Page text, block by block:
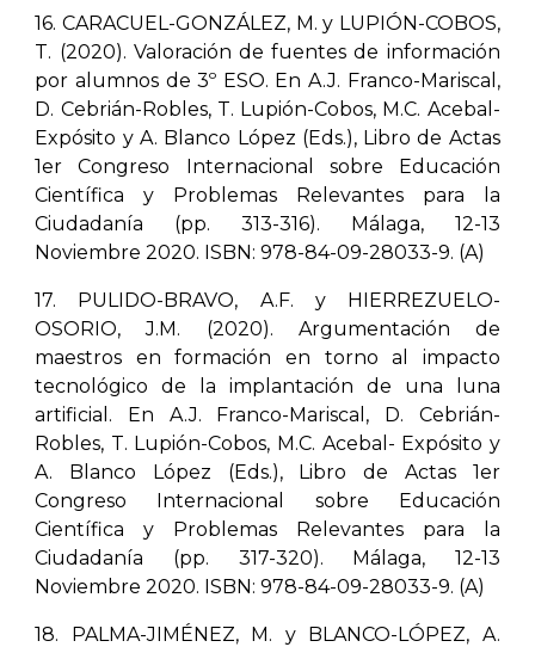
16. CARACUEL-GONZÁLEZ, M. y LUPIÓN-COBOS,
T. (2020). Valoración de fuentes de información
por alumnos de 3º ESO. En A.J. Franco-Mariscal,
D. Cebrián-Robles, T. Lupión-Cobos, M.C. Acebal-
Expósito y A. Blanco López (Eds.), Libro de Actas
1er Congreso Internacional sobre Educación
Científica y Problemas Relevantes para la
Ciudadanía (pp. 313-316). Málaga, 12-13
Noviembre 2020. ISBN: 978-84-09-28033-9. (A)
17. PULIDO-BRAVO, A.F. y HIERREZUELO-
OSORIO, J.M. (2020). Argumentación de
maestros en formación en torno al impacto
tecnológico de la implantación de una luna
artificial. En A.J. Franco-Mariscal, D. Cebrián-
Robles, T. Lupión-Cobos, M.C. Acebal- Expósito y
A. Blanco López (Eds.), Libro de Actas 1er
Congreso Internacional sobre Educación
Científica y Problemas Relevantes para la
Ciudadanía (pp. 317-320). Málaga, 12-13
Noviembre 2020. ISBN: 978-84-09-28033-9. (A)
18. PALMA-JIMÉNEZ, M. y BLANCO-LÓPEZ, A.